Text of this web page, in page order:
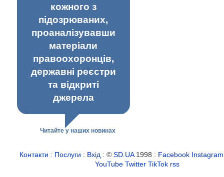
кожного з
підозрюваних,
проаналізувавши
матеріали
правоохоронців,
державні реєстри
та відкриті
джерела
Читайте у наших новинах
Контакти : Послуги : Вхід : ©SD.UA1998 : Facebook Instagram
YouTube Twitter TikTok rss